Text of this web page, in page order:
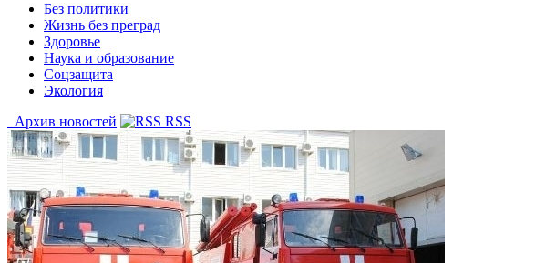
Без политики
Жизнь без преград
Здоровье
Наука и образование
Соцзащита
Экология
Архив новостей
RSS